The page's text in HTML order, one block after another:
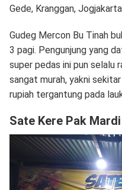
Gede, Kranggan,
Gudeg Mercon Bu Tinah
3 pagi. Pengunjung yang
super pedas ini pun selalu
sangat murah, yakni
rupiah tergantung pada
Sate Kere Pak Mardi